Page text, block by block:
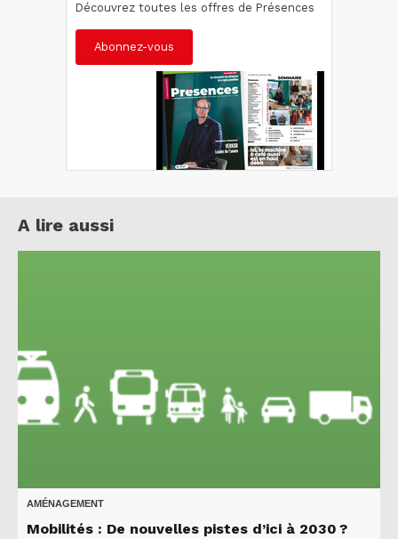
Découvrez toutes les offres de Présences
Abonnez-vous
A lire aussi
AMÉNAGEMENT
Mobilités : De nouvelles pistes d’ici à 2030 ?